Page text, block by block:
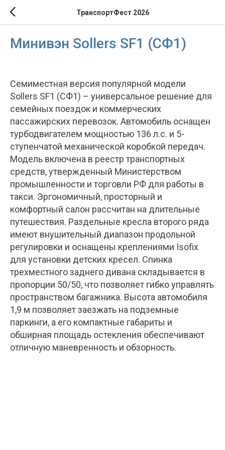
ТранспортФест 2026
Минивэн Sollers SF1 (СФ1)
Семиместная версия популярной модели
Sollers SF1 (СФ1) – универсальное решение для
семейных поездок и коммерческих
пассажирских перевозок. Автомобиль оснащен
турбодвигателем мощностью 136 л.с. и 5-
ступенчатой механической коробкой передач.
Модель включена в реестр транспортных
средств, утвержденный Министерством
промышленности и торговли РФ для работы в
такси. Эргономичный, просторный и
комфортный салон рассчитан на длительные
путешествия. Раздельные кресла второго ряда
имеют внушительный диапазон продольной
регулировки и оснащены креплениями Isofix
для установки детских кресел. Спинка
трехместного заднего дивана складывается в
пропорции 50/50, что позволяет гибко управлять
пространством багажника. Высота автомобиля
1,9 м позволяет заезжать на подземные
паркинги, а его компактные габариты и
обширная площадь остекления обеспечивают
отличную маневренность и обзорность.